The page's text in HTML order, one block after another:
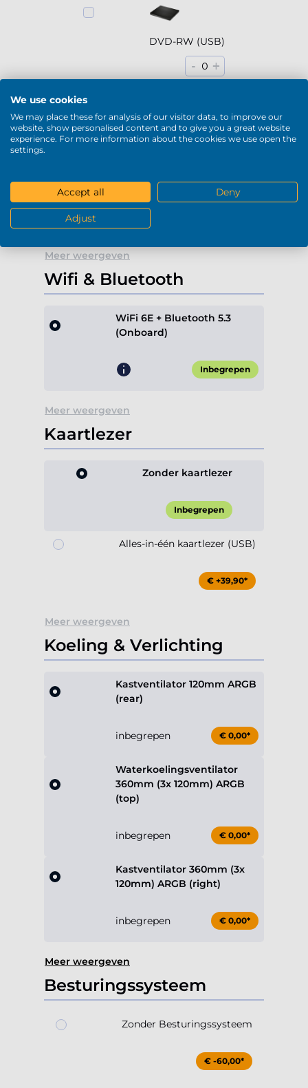
DVD-RW (USB)
- 0 +
- 0 +
Meer weergeven
Wifi & Bluetooth
WiFi 6E + Bluetooth 5.3
(Onboard)
Inbegrepen
Meer weergeven
Kaartlezer
Zonder kaartlezer
Inbegrepen
Alles-in-één kaartlezer (USB)
€ +39,90*
Meer weergeven
Koeling & Verlichting
Kastventilator 120mm ARGB
(rear)
inbegrepen € 0,00*
Waterkoelingsventilator
360mm (3x 120mm) ARGB
(top)
inbegrepen € 0,00*
Kastventilator 360mm (3x
120mm) ARGB (right)
inbegrepen € 0,00*
Meer weergeven
Besturingssysteem
Zonder Besturingssysteem
€ -60,00*
We use cookies
We may place these for analysis of our visitor data, to improve our
website, show personalised content and to give you a great website
experience. For more information about the cookies we use open the
settings.
Accept all Deny
Adjust